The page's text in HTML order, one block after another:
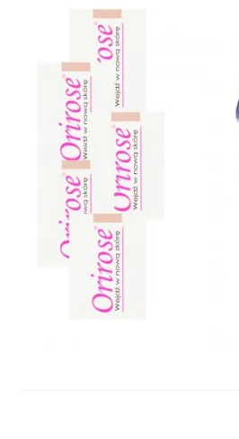
Podkolanówki i
Wszystkie
produkty
Recenzje
Rozwiń
menu
potomne